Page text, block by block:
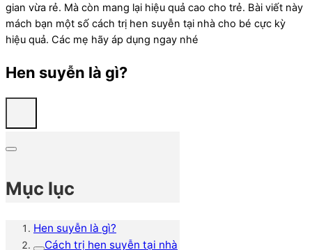
gian vừa rẻ. Mà còn mang lại hiệu quả cao cho trẻ. Bài viết này
mách bạn một số cách trị hen suyễn tại nhà cho bé cực kỳ
hiệu quả. Các mẹ hãy áp dụng ngay nhé
Hen suyễn là gì?
Mục lục
Hen suyễn là gì?
Cách trị hen suyễn tại nhà